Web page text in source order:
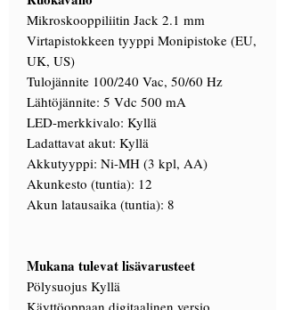
Mikroskooppiliitin Jack 2.1 mm
Virtapistokkeen tyyppi Monipistoke (EU,
UK, US)
Tulojännite 100/240 Vac, 50/60 Hz
Lähtöjännite: 5 Vdc 500 mA
LED-merkkivalo: Kyllä
Ladattavat akut: Kyllä
Akkutyyppi: Ni-MH (3 kpl, AA)
Akunkesto (tuntia): 12
Akun latausaika (tuntia): 8
Mukana tulevat lisävarusteet
Pölysuojus Kyllä